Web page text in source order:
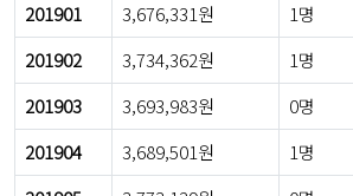
201901
3,676,331원 1명
201902
3,734,362원 1명
201903
3,693,983원 0명
201904
3,689,501원 1명